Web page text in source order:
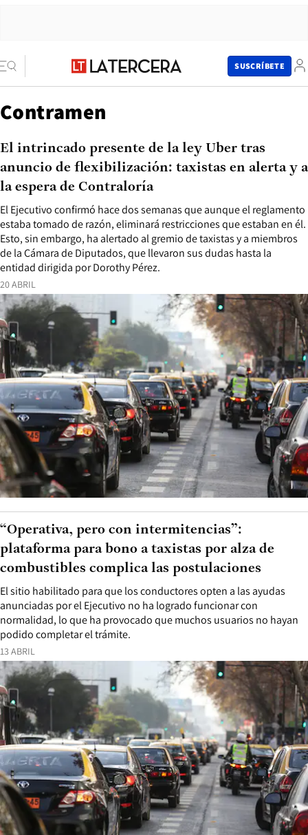
SUSCRÍBETE
Contramen
20 ABRIL
El Ejecutivo confirmó hace dos semanas que aunque el reglamento
estaba tomado de razón, eliminará restricciones que estaban en él.
Esto, sin embargo, ha alertado al gremio de taxistas y a miembros
de la Cámara de Diputados, que llevaron sus dudas hasta la
entidad dirigida por Dorothy Pérez.
El intrincado presente de la ley Uber tras
anuncio de flexibilización: taxistas en alerta y a
la espera de Contraloría
13 ABRIL
El sitio habilitado para que los conductores opten a las ayudas
anunciadas por el Ejecutivo no ha logrado funcionar con
normalidad, lo que ha provocado que muchos usuarios no hayan
podido completar el trámite.
“Operativa, pero con intermitencias”:
plataforma para bono a taxistas por alza de
combustibles complica las postulaciones